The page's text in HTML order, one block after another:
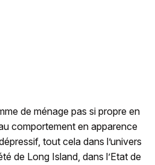
de ménage pas si propre en
comportement en apparence
tout cela dans l’univers
de Long Island, dans l’Etat de